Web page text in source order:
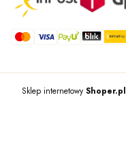
Sklep internetowyShoper.pl